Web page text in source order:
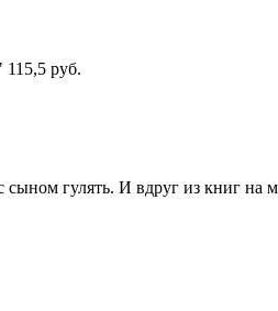
руб.
гулять. И вдруг из книг на